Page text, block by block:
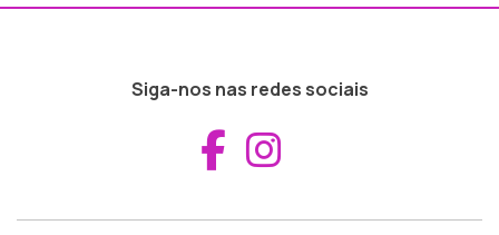
Siga-nos nas redes sociais
Aceder ao